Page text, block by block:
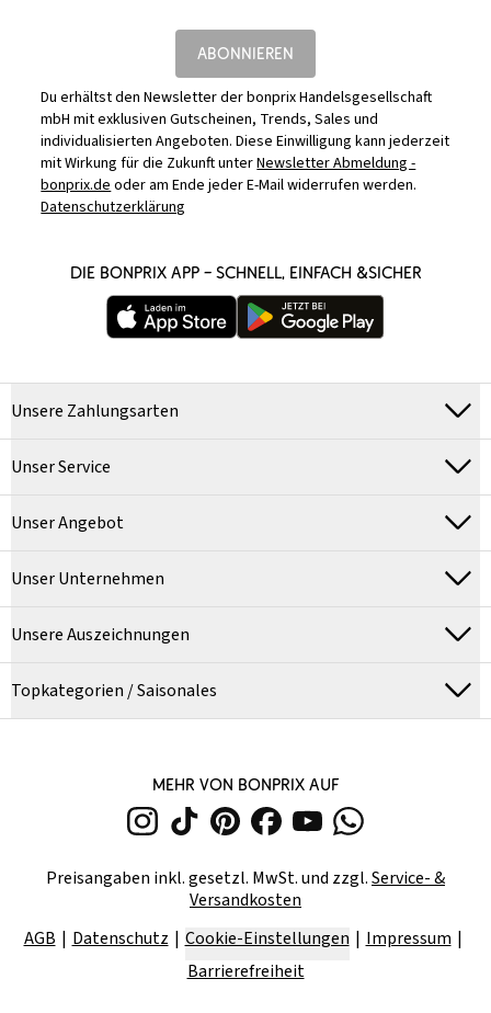
ABONNIEREN
Du erhältst den Newsletter der bonprix Handelsgesellschaft
mbH mit exklusiven Gutscheinen, Trends, Sales und
individualisierten Angeboten. Diese Einwilligung kann jederzeit
mit Wirkung für die Zukunft unterNewsletter Abmeldung -
bonprix.deoder am Ende jeder E-Mail widerrufen werden.
Datenschutzerklärung
DIE BONPRIX APP – SCHNELL, EINFACH &SICHER
Unsere Zahlungsarten
Unser Service
Unser Angebot
Unser Unternehmen
Unsere Auszeichnungen
Topkategorien / Saisonales
MEHR VON BONPRIX AUF
Preisangaben inkl. gesetzl. MwSt. und zzgl.Service- &
Versandkosten
AGB
Datenschutz Cookie-Einstellungen
Impressum
Barrierefreiheit